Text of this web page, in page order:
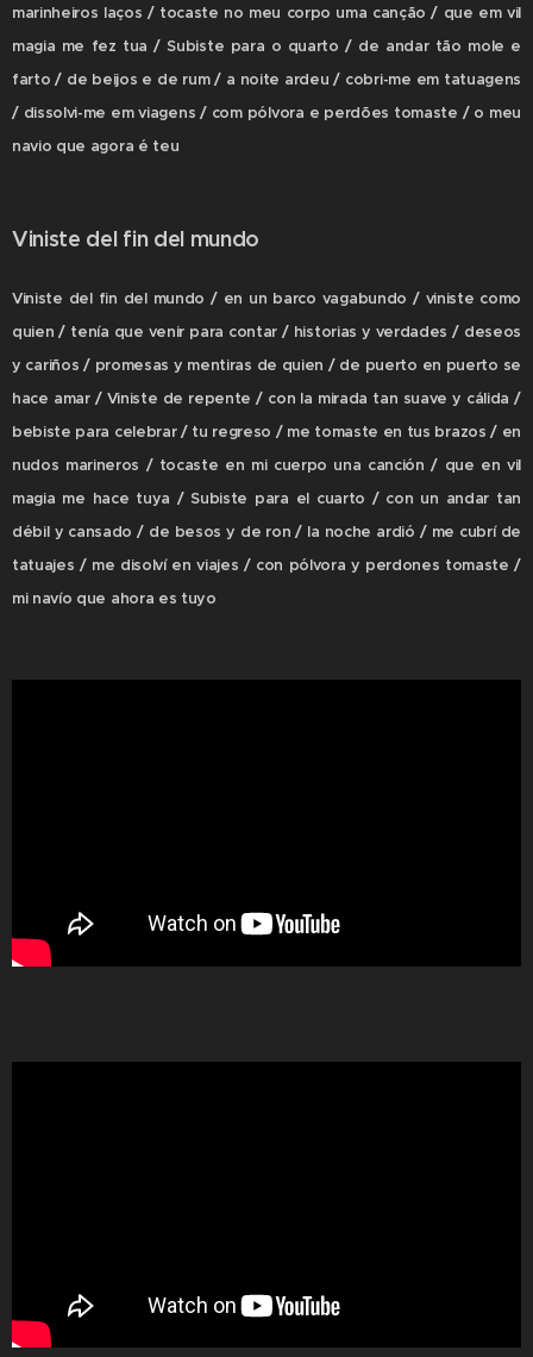
marinheiros laços / tocaste no meu corpo uma canção / que em vil
magia me fez tua / Subiste para o quarto / de andar tão mole e
farto / de beijos e de rum / a noite ardeu / cobri-me em tatuagens
/ dissolvi-me em viagens / com pólvora e perdões tomaste / o meu
navio que agora é teu
Viniste del fin del mundo
Viniste del fin del mundo / en un barco vagabundo / viniste como
quien / tenía que venir para contar / historias y verdades / deseos
y cariños / promesas y mentiras de quien / de puerto en puerto se
hace amar / Viniste de repente / con la mirada tan suave y cálida /
bebiste para celebrar / tu regreso / me tomaste en tus brazos / en
nudos marineros / tocaste en mi cuerpo una canción / que en vil
magia me hace tuya / Subiste para el cuarto / con un andar tan
débil y cansado / de besos y de ron / la noche ardió / me cubrí de
tatuajes / me disolví en viajes / con pólvora y perdones tomaste /
mi navío que ahora es tuyo